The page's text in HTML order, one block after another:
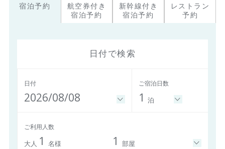
宿泊予約
航空券付き
宿泊予約
新幹線付き
宿泊予約
レストラン
予約
日付で検索
日付
2026/08/08
ご宿泊日数
1 泊
ご利用人数
大人 1 名様 1 部屋